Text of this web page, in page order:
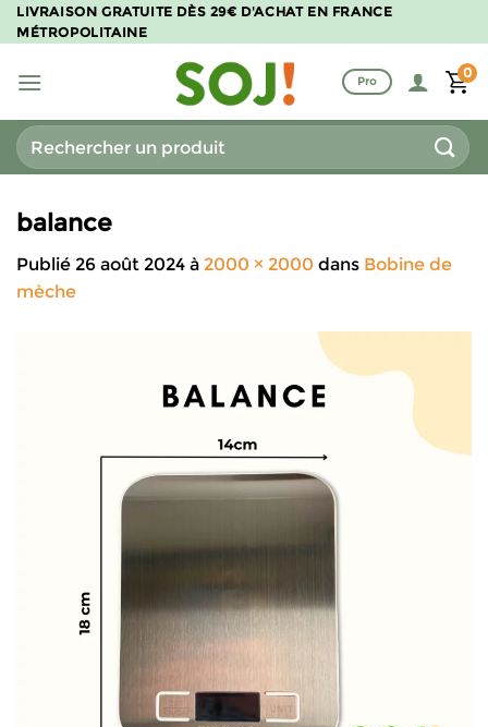
Passer
au
LIVRAISON GRATUITE DÈS 29€ D'ACHAT EN FRANCE
MÉTROPOLITAINE
Pro
0
Recherche
pour :
balance
Publié 26 août 2024 à 2000 × 2000 dans Bobine de
mèche